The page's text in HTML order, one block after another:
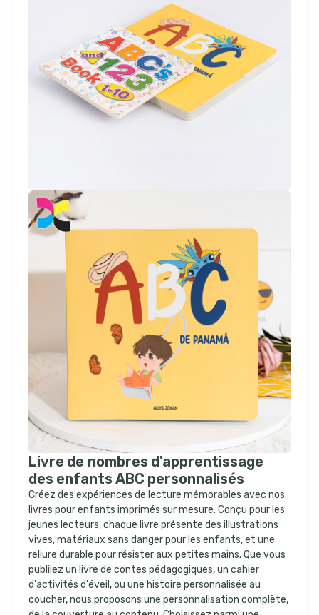
Livre de nombres d'apprentissage
des enfants ABC personnalisés
Créez des expériences de lecture mémorables avec nos
livres pour enfants imprimés sur mesure. Conçu pour les
jeunes lecteurs, chaque livre présente des illustrations
vives, matériaux sans danger pour les enfants, et une
reliure durable pour résister aux petites mains. Que vous
publiiez un livre de contes pédagogiques, un cahier
d'activités d'éveil, ou une histoire personnalisée au
coucher, nous proposons une personnalisation complète,